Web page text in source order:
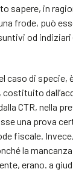
sapere, in
frode, può
od indiziari
caso di specie,
costituito
CTR, nella
una prova
fiscale.
la
erano. a